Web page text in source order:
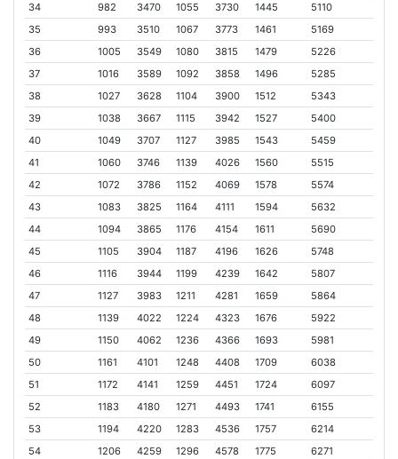
34
982 3470 1055 3730 1445
5110
35
993 3510 1067 3773 1461
5169
36
1005 3549 1080 3815 1479
5226
37
1016 3589 1092 3858 1496
5285
38
1027 3628 1104 3900 1512
5343
39
1038 3667 1115 3942 1527
5400
40
1049 3707 1127 3985 1543
5459
41
1060 3746 1139 4026 1560
5515
42
1072 3786 1152 4069 1578
5574
43
1083 3825 1164 4111 1594
5632
44
1094 3865 1176 4154 1611
5690
45
1105 3904 1187 4196 1626
5748
46
1116 3944 1199 4239 1642
5807
47
1127 3983 1211 4281 1659
5864
48
1139 4022 1224 4323 1676
5922
49
1150 4062 1236 4366 1693
5981
50
1161 4101 1248 4408 1709
6038
51
1172 4141 1259 4451 1724
6097
52
1183 4180 1271 4493 1741
6155
53
1194 4220 1283 4536 1757
6214
54
1206 4259 1296 4578 1775
6271